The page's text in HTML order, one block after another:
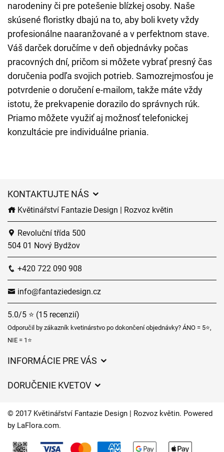
narodeniny či pre potešenie blízkej osoby. Naše
skúsené floristky dbajú na to, aby boli kvety vždy
profesionálne naaranžované a v perfektnom stave.
Váš darček doručíme v deň objednávky počas
pracovných dní, pričom si môžete vybrať presný čas
doručenia podľa svojich potrieb. Samozrejmosťou je
potvrdenie o doručení e-mailom, takže máte vždy
istotu, že prekvapenie dorazilo do správnych rúk.
Priamo môžete využiť aj možnosť telefonickej
konzultácie pre individuálne priania.
KONTAKTUJTE NÁS
Květinářství Fantazie Design | Rozvoz květin
Revoluční třída 500
504 01 Nový Bydžov
+420 722 090 908
info@fantaziedesign.cz
5.0/5 ⭐ (15 recenzií)
Odporučil by zákazník kvetinárstvo po dokončení objednávky? ÁNO = 5⭐,
NIE = 1⭐
INFORMÁCIE PRE VÁS
Časy doručenia kvetov – prehľad možností
DORUČENIE KVETOV
Kam doručujeme kvety
© 2017 Květinářství Fantazie Design | Rozvoz květin. Powered
by LaFlora.com.